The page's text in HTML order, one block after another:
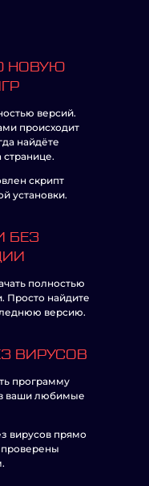
НОВУЮ
версий.
происходит
найдёте
скрипт
установки.
БЕЗ
полностью
Просто найдите
версию.
ВИРУСОВ
программу
в ваши любимые
вирусов прямо